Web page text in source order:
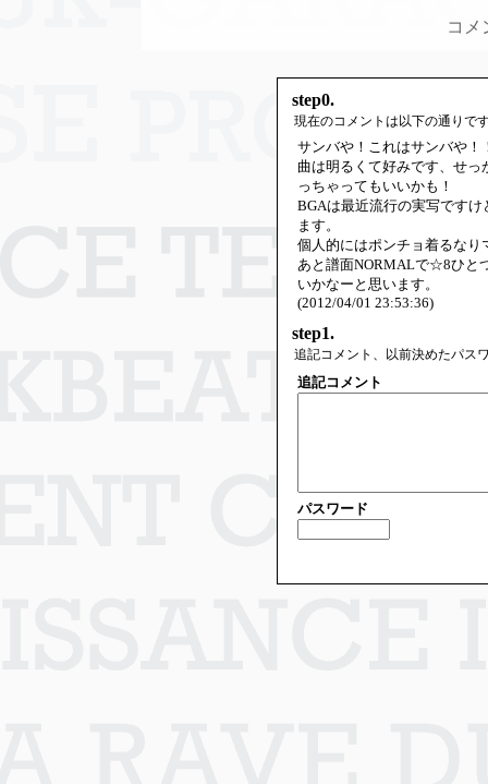
コメ
step0.
現在のコメントは以下の通りで
サンバや！これはサンバや！
曲は明るくて好みです、せ
っちゃってもいいかも！
BGAは最近流行の実写です
ます。
個人的にはポンチョ着るな
あと譜面NORMALで☆8ひと
いかなーと思います。
(2012/04/01 23:53:36)
step1.
追記コメント、以前決めたパス
追記コメント
パスワード